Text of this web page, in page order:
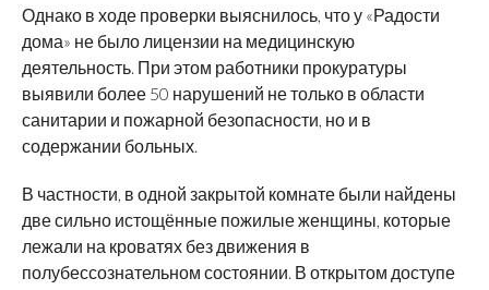
Однако в ходе проверки выяснилось, что у «Радости
дома» не было лицензии на медицинскую
деятельность. При этом работники прокуратуры
выявили более 50 нарушений не только в области
санитарии и пожарной безопасности, но и в
содержании больных.
В частности, в одной закрытой комнате были найдены
две сильно истощённые пожилые женщины, которые
лежали на кроватях без движения в
полубессознательном состоянии. В открытом доступе